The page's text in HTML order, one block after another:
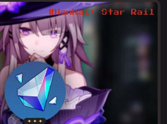
#Honkai: Star Rail